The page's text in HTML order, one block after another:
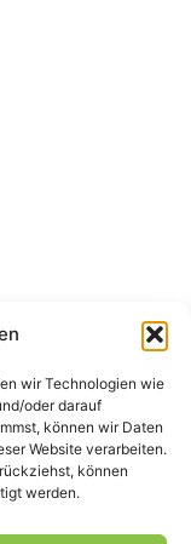
wir Technologien wie
oder darauf
können wir Daten
Website verarbeiten.
können
werden.
(DE) und